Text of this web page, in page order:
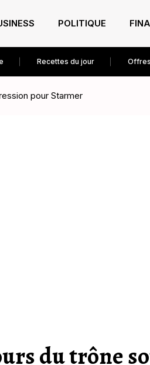
POLITIQUE
Recettes du jour
pour Starmer
du trône